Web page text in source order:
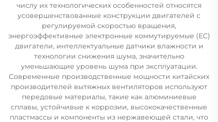
числу их технологических особенностей относятся
усовершенствованные конструкции двигателей с
регулируемой скоростью вращения,
энергоэффективные электронные коммутируемые (EC)
двигатели, интеллектуальные датчики влажности и
технологии снижения шума, значительно
уменьшающие уровень шума при эксплуатации.
Современные производственные мощности китайских
производителей вытяжных вентиляторов используют
передовые материалы, такие как алюминиевые
сплавы, устойчивые к коррозии, высококачественные
пластмассы и компоненты из нержавеющей стали, что